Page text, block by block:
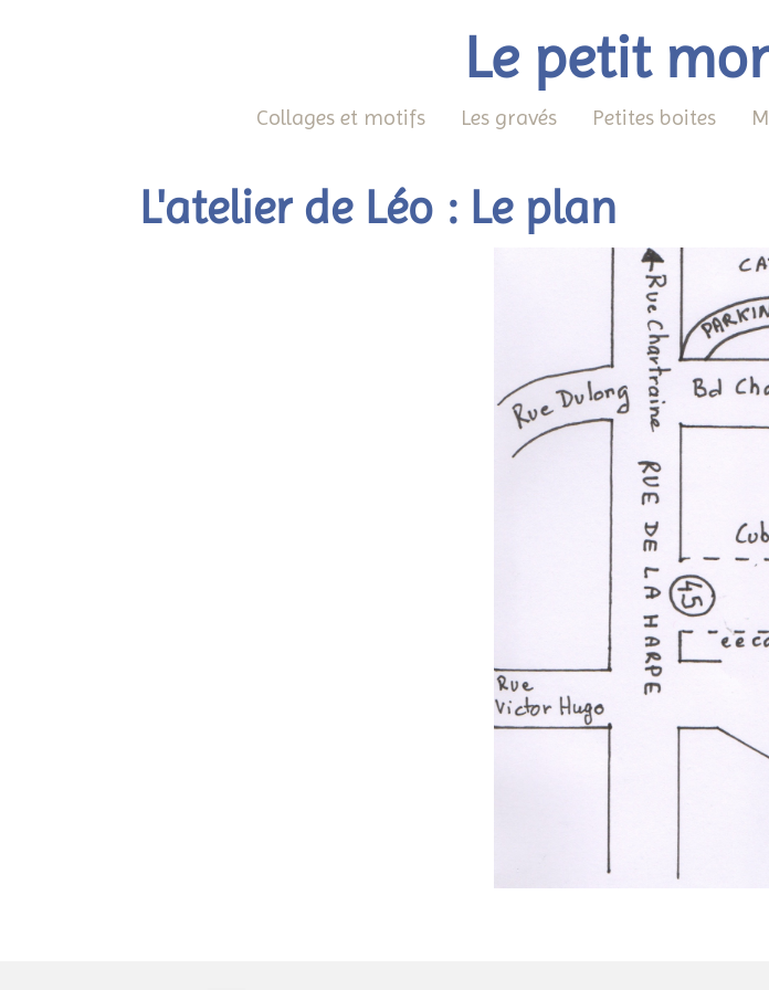
Le petit
Collages et motifs Les gravés Petites boites
L'atelier de Léo : Le plan